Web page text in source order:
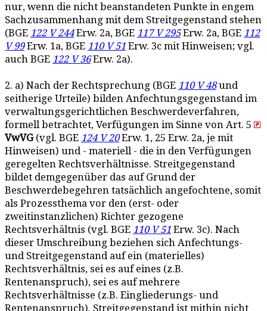
nur, wenn die nicht beanstandeten Punkte in engem
Sachzusammenhang mit dem Streitgegenstand stehen
(BGE 122 V 244Erw. 2a, BGE 117 V 295Erw. 2a, BGE 112
V 99Erw. 1a, BGE 110 V 51 Erw. 3c mit Hinweisen; vgl.
auch BGE 122 V 36Erw. 2a).
2. a) Nach der Rechtsprechung (BGE 110 V 48und
seitherige Urteile) bilden Anfechtungsgegenstand im
verwaltungsgerichtlichen Beschwerdeverfahren,
formell betrachtet, Verfügungen im Sinne von Art. 5
VwVG(vgl. BGE 124 V 20Erw. 1, 25 Erw. 2a, je mit
Hinweisen) und - materiell - die in den Verfügungen
geregelten Rechtsverhältnisse. Streitgegenstand
bildet demgegenüber das auf Grund der
Beschwerdebegehren tatsächlich angefochtene, somit
als Prozessthema vor den (erst- oder
zweitinstanzlichen) Richter gezogene
Rechtsverhältnis (vgl. BGE 110 V 51 Erw. 3c). Nach
dieser Umschreibung beziehen sich Anfechtungs-
und Streitgegenstand auf ein (materielles)
Rechtsverhältnis, sei es auf eines (z.B.
Rentenanspruch), sei es auf mehrere
Rechtsverhältnisse (z.B. Eingliederungs- und
Rentenanspruch). Streitgegenstand ist mithin nicht